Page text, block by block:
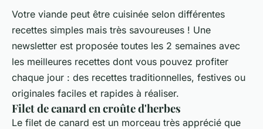
Votre viande peut être cuisinée selon différentes
recettes simples mais très savoureuses ! Une
newsletter est proposée toutes les 2 semaines avec
les meilleures recettes dont vous pouvez profiter
chaque jour : des recettes traditionnelles, festives ou
originales faciles et rapides à réaliser.
Filet de canard en croûte d'herbes
Le filet de canard est un morceau très apprécié que